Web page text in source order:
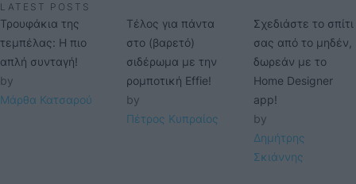
LATEST POSTS
Τρουφάκια της
τεμπέλας: Η πιο
απλή συνταγή!
by
Μάρθα Κατσαρού
Τέλος για πάντα
στο (βαρετό)
σιδέρωμα με την
ρομποτική Effie!
by
Πέτρος Κυπραίος
Σχεδιάστε το σπίτι
σας από το μηδέν,
δωρεάν με το
Home Designer
app!
by
Δημήτρης
Σκιάννης